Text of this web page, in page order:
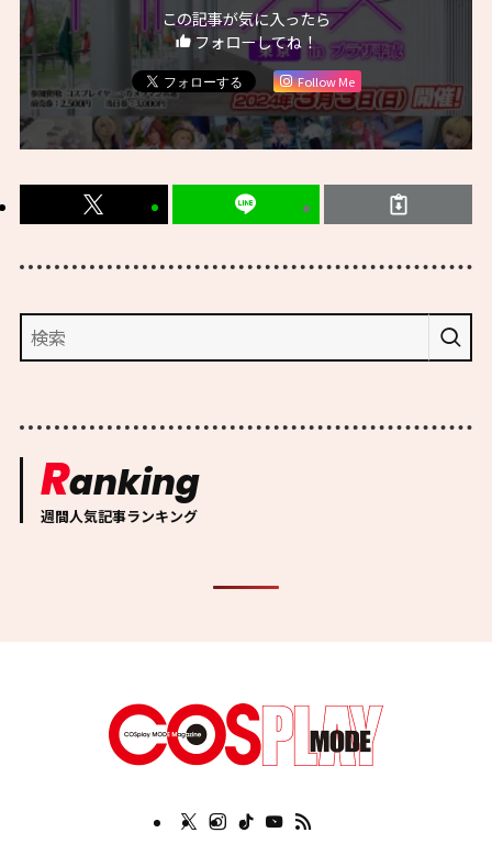
この記事が気に入ったら
フォローしてね！
Follow Me
Ranking
週間人気記事ランキング